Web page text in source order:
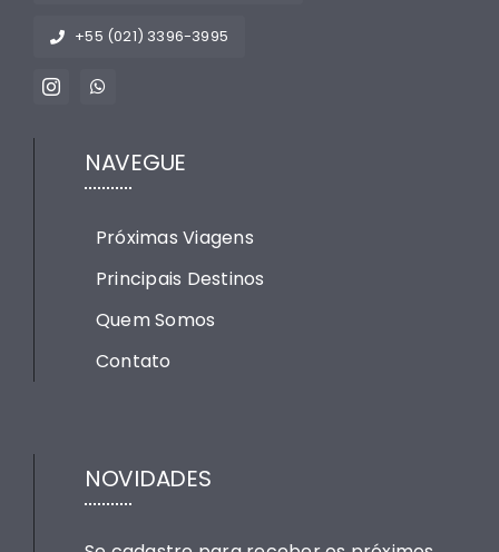
+55 (021) 3396-3995
NAVEGUE
Próximas Viagens
Principais Destinos
Quem Somos
Contato
NOVIDADES